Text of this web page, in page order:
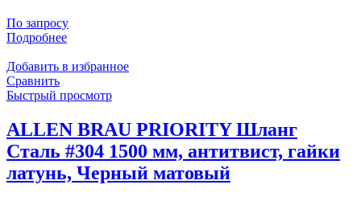
По запросу
Подробнее
Добавить в избранное
Сравнить
Быстрый просмотр
ALLEN BRAU PRIORITY Шланг
Сталь #304 1500 мм, антитвист, гайки
латунь, Черный матовый